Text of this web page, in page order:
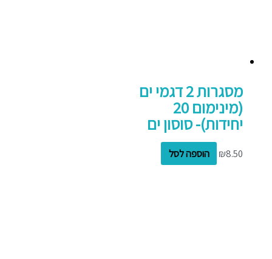
מסגרות 2 דגמי ים
(מינימום 20
יחידות)- סוסון ים
₪8.50 הוספה לסל